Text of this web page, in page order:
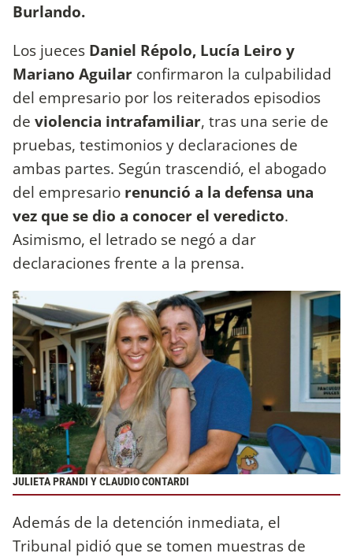
Burlando.
Los jueces Daniel Répolo, Lucía Leiro y
Mariano Aguilar confirmaron la culpabilidad
del empresario por los reiterados episodios
de violencia intrafamiliar, tras una serie de
pruebas, testimonios y declaraciones de
ambas partes. Según trascendió, el abogado
del empresario renunció a la defensa una
vez que se dio a conocer el veredicto.
Asimismo, el letrado se negó a dar
declaraciones frente a la prensa.
JULIETA PRANDI Y CLAUDIO CONTARDI
Además de la detención inmediata, el
Tribunal pidió que se tomen muestras de